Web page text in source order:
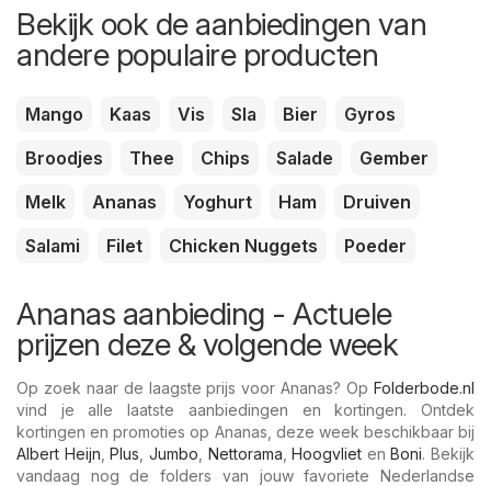
Bekijk ook de aanbiedingen van
andere populaire producten
Mango Kaas Vis Sla Bier
Gyros
Broodjes
Thee Chips Salade
Gember
Melk
Ananas Yoghurt Ham
Druiven
Salami
Filet Chicken Nuggets Poeder
Ananas aanbieding - Actuele
prijzen deze & volgende week
Op zoek naar de laagste prijs voor Ananas? Op Folderbode.nl
vind je alle laatste aanbiedingen en kortingen. Ontdek
kortingen en promoties op Ananas, deze week beschikbaar bij
Albert Heijn ,Plus Jumbo Nettorama ,Hoogvliet enBoni. Bekijk
vandaag nog de folders van jouw favoriete Nederlandse